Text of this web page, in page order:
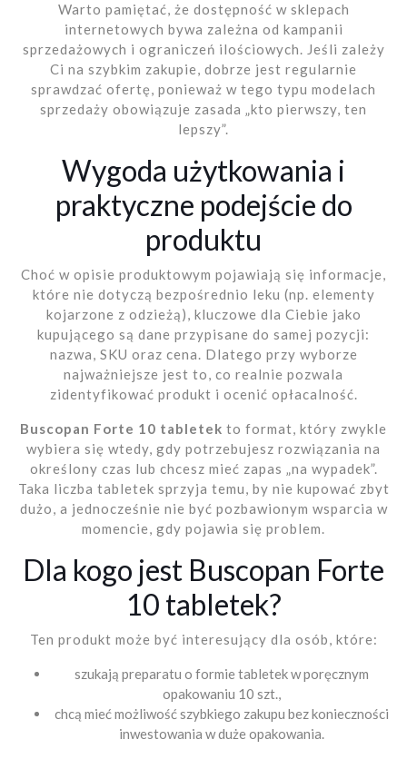
Warto pamiętać, że dostępność w sklepach
internetowych bywa zależna od kampanii
sprzedażowych i ograniczeń ilościowych. Jeśli zależy
Ci na szybkim zakupie, dobrze jest regularnie
sprawdzać ofertę, ponieważ w tego typu modelach
sprzedaży obowiązuje zasada „kto pierwszy, ten
lepszy”.
Wygoda użytkowania i
praktyczne podejście do
produktu
Choć w opisie produktowym pojawiają się informacje,
które nie dotyczą bezpośrednio leku (np. elementy
kojarzone z odzieżą), kluczowe dla Ciebie jako
kupującego są dane przypisane do samej pozycji:
nazwa, SKU oraz cena. Dlatego przy wyborze
najważniejsze jest to, co realnie pozwala
zidentyfikować produkt i ocenić opłacalność.
Buscopan Forte 10 tabletek to format, który zwykle
wybiera się wtedy, gdy potrzebujesz rozwiązania na
określony czas lub chcesz mieć zapas „na wypadek”.
Taka liczba tabletek sprzyja temu, by nie kupować zbyt
dużo, a jednocześnie nie być pozbawionym wsparcia w
momencie, gdy pojawia się problem.
Dla kogo jest Buscopan Forte
10 tabletek?
Ten produkt może być interesujący dla osób, które:
szukają preparatu o formie tabletek w poręcznym
opakowaniu 10 szt.,
chcą mieć możliwość szybkiego zakupu bez konieczności
inwestowania w duże opakowania.